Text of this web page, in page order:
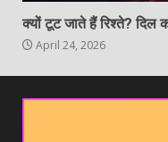
क्यों टूट जाते हैं रिश्ते? दिल
April 24, 2026